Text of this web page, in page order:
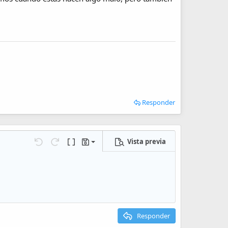
Responder
DeshacerRehacerCambiar a código BB
Borradores
Guardar borrador
Vista previa
Responder